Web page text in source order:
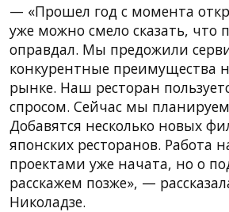
— «Прошел год с момента
уже можно смело сказать, что
оправдал. Мы предожили
конкурентные преимущества
рынке. Наш ресторан
спросом. Сейчас мы
Добавятся несколько новых
японских ресторанов. Работа
проектами уже начата, но о
расскажем позже», —
Николадзе.